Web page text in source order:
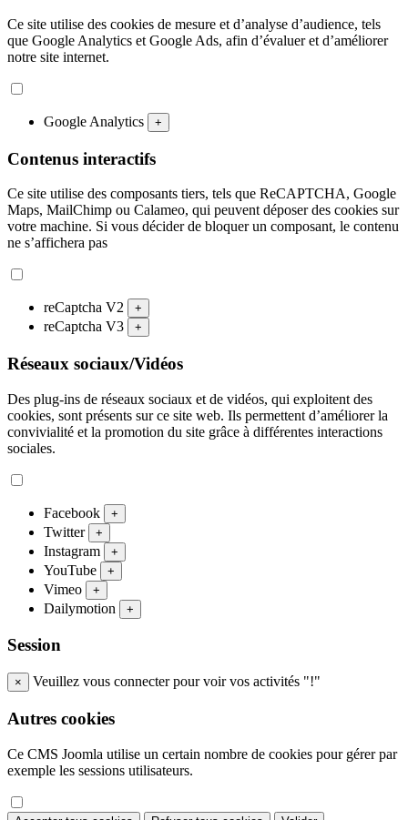
Ce site utilise des cookies de mesure et d’analyse d’audience, tels
que Google Analytics et Google Ads, afin d’évaluer et d’améliorer
notre site internet.
Google Analytics +
Contenus interactifs
Ce site utilise des composants tiers, tels que ReCAPTCHA, Google
Maps, MailChimp ou Calameo, qui peuvent déposer des cookies sur
votre machine. Si vous décider de bloquer un composant, le contenu
ne s’affichera pas
reCaptcha V2 +
reCaptcha V3 +
Réseaux sociaux/Vidéos
Des plug-ins de réseaux sociaux et de vidéos, qui exploitent des
cookies, sont présents sur ce site web. Ils permettent d’améliorer la
convivialité et la promotion du site grâce à différentes interactions
sociales.
Facebook +
Twitter +
Instagram +
YouTube +
Vimeo +
Dailymotion +
Session
× Veuillez vous connecter pour voir vos activités "!"
Autres cookies
Ce CMS Joomla utilise un certain nombre de cookies pour gérer par
exemple les sessions utilisateurs.